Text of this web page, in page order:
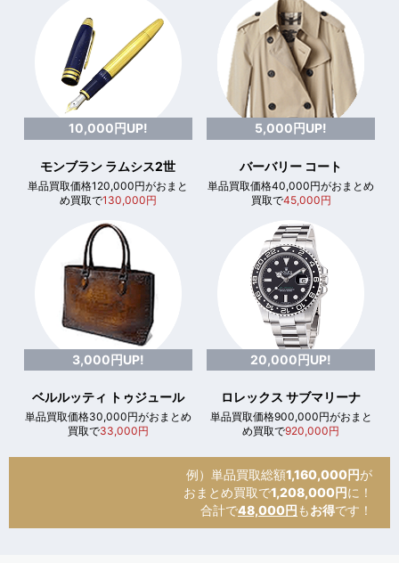
10,000円UP!
モンブラン ラムシス2世
単品買取価格120,000円がおまと
め買取で130,000円
5,000円UP!
バーバリー コート
単品買取価格40,000円がおまとめ
買取で45,000円
3,000円UP!
ベルルッティ トゥジュール
単品買取価格30,000円がおまとめ
買取で33,000円
20,000円UP!
ロレックス サブマリーナ
単品買取価格900,000円がおまと
め買取で920,000円
例）単品買取総額1,160,000円が
おまとめ買取で1,208,000円に！
合計で48,000円 もお得です！